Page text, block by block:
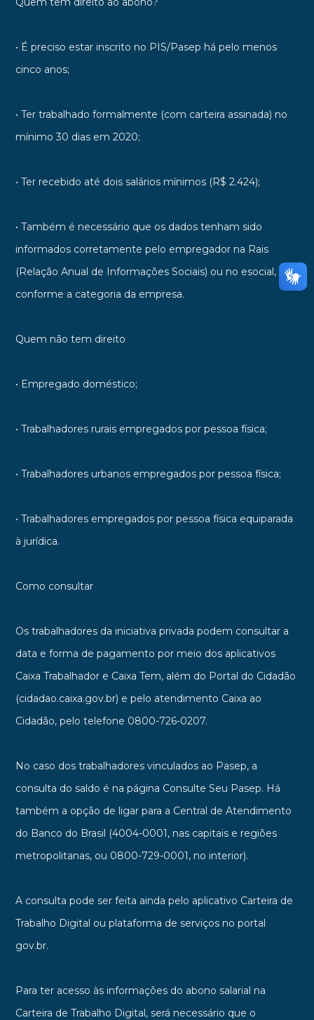
• É preciso estar inscrito no PIS/Pasep há pelo menos
cinco anos;
• Ter trabalhado formalmente (com carteira assinada) no
mínimo 30 dias em 2020;
• Ter recebido até dois salários mínimos (R$ 2.424);
• Também é necessário que os dados tenham sido
informados corretamente pelo empregador na Rais
(Relação Anual de Informações Sociais) ou no esocial,
conforme a categoria da empresa.
Quem não tem direito
• Empregado doméstico;
• Trabalhadores rurais empregados por pessoa física;
• Trabalhadores urbanos empregados por pessoa física;
• Trabalhadores empregados por pessoa física equiparada
à jurídica.
Como consultar
Os trabalhadores da iniciativa privada podem consultar a
data e forma de pagamento por meio dos aplicativos
Caixa Trabalhador e Caixa Tem, além do Portal do Cidadão
(cidadao.caixa.gov.br) e pelo atendimento Caixa ao
Cidadão, pelo telefone 0800-726-0207.
No caso dos trabalhadores vinculados ao Pasep, a
consulta do saldo é na página Consulte Seu Pasep. Há
também a opção de ligar para a Central de Atendimento
do Banco do Brasil (4004-0001, nas capitais e regiões
metropolitanas, ou 0800-729-0001, no interior).
A consulta pode ser feita ainda pelo aplicativo Carteira de
Trabalho Digital ou plataforma de serviços no portal
gov.br.
Para ter acesso às informações do abono salarial na
Carteira de Trabalho Digital, será necessário que o